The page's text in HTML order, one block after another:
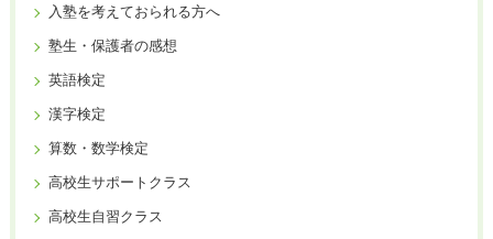
入塾を考えておられる方へ
塾生・保護者の感想
英語検定
漢字検定
算数・数学検定
高校生サポートクラス
高校生自習クラス